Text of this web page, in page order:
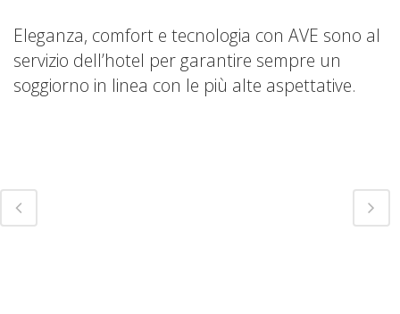
Eleganza, comfort e tecnologia con AVE sono al
servizio dell’hotel per garantire sempre un
soggiorno in linea con le più alte aspettative.